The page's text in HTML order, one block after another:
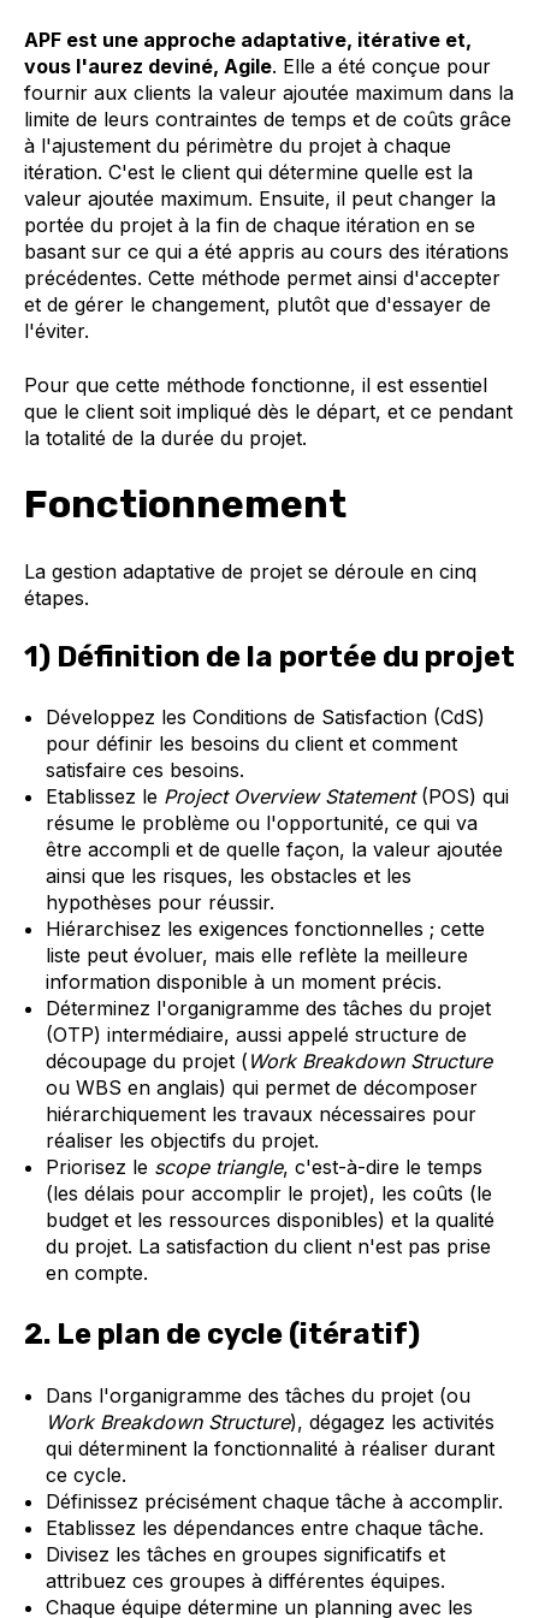
APF est une approche adaptative, itérative et,
vous l'aurez deviné, Agile. Elle a été conçue pour
fournir aux clients la valeur ajoutée maximum dans la
limite de leurs contraintes de temps et de coûts grâce
à l'ajustement du périmètre du projet à chaque
itération. C'est le client qui détermine quelle est la
valeur ajoutée maximum. Ensuite, il peut changer la
portée du projet à la fin de chaque itération en se
basant sur ce qui a été appris au cours des itérations
précédentes. Cette méthode permet ainsi d'accepter
et de gérer le changement, plutôt que d'essayer de
l'éviter.
Pour que cette méthode fonctionne, il est essentiel
que le client soit impliqué dès le départ, et ce pendant
la totalité de la durée du projet.
Fonctionnement
La gestion adaptative de projet se déroule en cinq
étapes.
1) Définition de la portée du projet
Développez les Conditions de Satisfaction (CdS)
pour définir les besoins du client et comment
satisfaire ces besoins.
Etablissez le Project Overview Statement (POS) qui
résume le problème ou l'opportunité, ce qui va
être accompli et de quelle façon, la valeur ajoutée
ainsi que les risques, les obstacles et les
hypothèses pour réussir.
Hiérarchisez les exigences fonctionnelles ; cette
liste peut évoluer, mais elle reflète la meilleure
information disponible à un moment précis.
Déterminez l'organigramme des tâches du projet
(OTP) intermédiaire, aussi appelé structure de
découpage du projet ( Work Breakdown Structure
ou WBS en anglais) qui permet de décomposer
hiérarchiquement les travaux nécessaires pour
réaliser les objectifs du projet.
Priorisez le scope triangle, c'est-à-dire le temps
(les délais pour accomplir le projet), les coûts (le
budget et les ressources disponibles) et la qualité
du projet. La satisfaction du client n'est pas prise
en compte.
2. Le plan de cycle (itératif)
Dans l'organigramme des tâches du projet (ou
Work Breakdown Structure), dégagez les activités
qui déterminent la fonctionnalité à réaliser durant
ce cycle.
Définissez précisément chaque tâche à accomplir.
Etablissez les dépendances entre chaque tâche.
Divisez les tâches en groupes significatifs et
attribuez ces groupes à différentes équipes.
Chaque équipe détermine un planning avec les